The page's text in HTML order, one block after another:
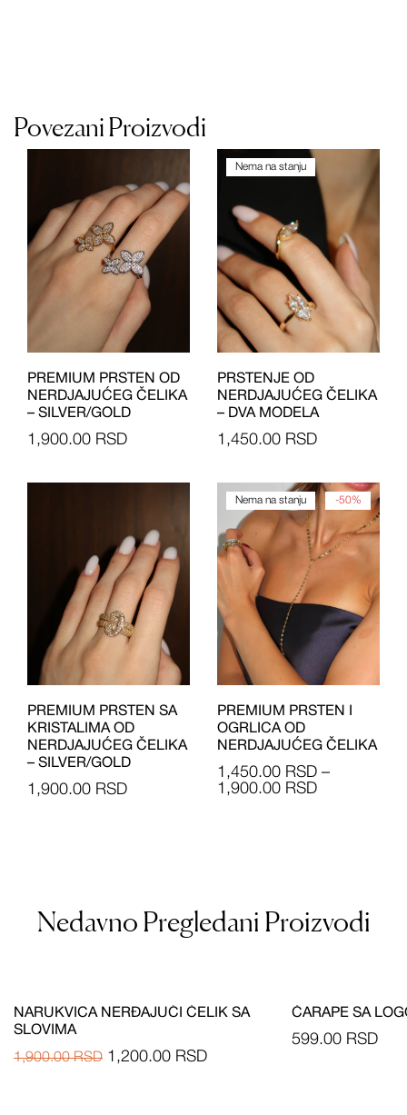
Povezani Proizvodi
PREMIUM PRSTEN OD
NERDJAJUĆEG ČELIKA
– SILVER/GOLD
1,900.00 RSD
Nema na stanju
PRSTENJE OD
NERDJAJUĆEG ČELIKA
– DVA MODELA
1,450.00 RSD
PREMIUM PRSTEN SA
KRISTALIMA OD
NERDJAJUĆEG ČELIKA
– SILVER/GOLD
1,900.00 RSD
-50%
Nema na stanju
PREMIUM PRSTEN I
OGRLICA OD
NERDJAJUĆEG ČELIKA
1,450.00 RSD –
1,900.00 RSD
Nedavno Pregledani Proizvodi
NARUKVICA NERĐAJUĆI ČELIK SA
SLOVIMA
1,900.00RSD 1,200.00 RSD
ČARAPE SA
599.00 RSD